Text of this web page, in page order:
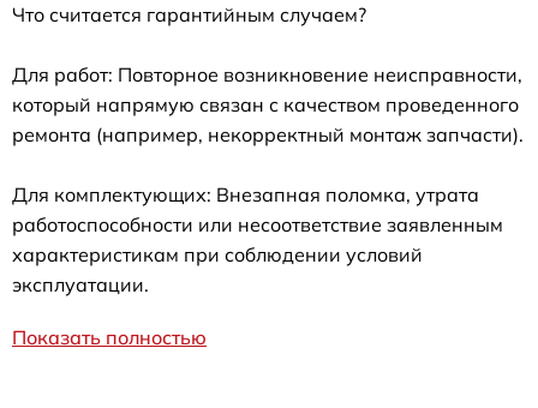
Что считается гарантийным случаем?
Для работ: Повторное возникновение неисправности,
который напрямую связан с качеством проведенного
ремонта (например, некорректный монтаж запчасти).
Для комплектующих: Внезапная поломка, утрата
работоспособности или несоответствие заявленным
характеристикам при соблюдении условий
эксплуатации.
Показать полностью